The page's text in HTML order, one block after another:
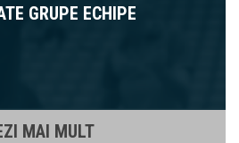
GRUPE ECHIPE
MAI MULT